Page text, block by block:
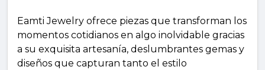
Eamti Jewelry ofrece piezas que transforman los
momentos cotidianos en algo inolvidable gracias
a su exquisita artesanía, deslumbrantes gemas y
diseños que capturan tanto el estilo